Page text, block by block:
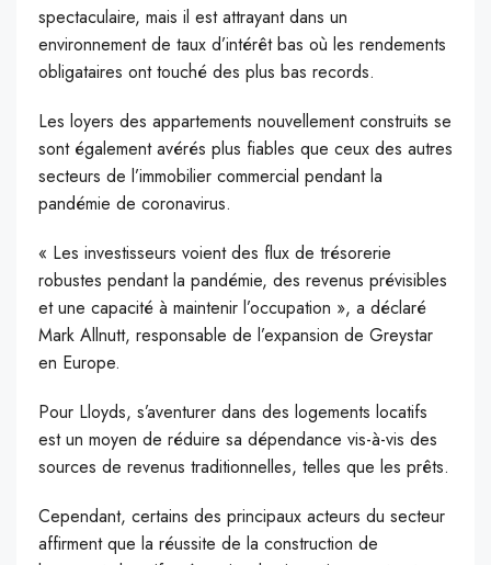
spectaculaire, mais il est attrayant dans un
environnement de taux d’intérêt bas où les rendements
obligataires ont touché des plus bas records.
Les loyers des appartements nouvellement construits se
sont également avérés plus fiables que ceux des autres
secteurs de l’immobilier commercial pendant la
pandémie de coronavirus.
« Les investisseurs voient des flux de trésorerie
robustes pendant la pandémie, des revenus prévisibles
et une capacité à maintenir l’occupation », a déclaré
Mark Allnutt, responsable de l’expansion de Greystar
en Europe.
Pour Lloyds, s’aventurer dans des logements locatifs
est un moyen de réduire sa dépendance vis-à-vis des
sources de revenus traditionnelles, telles que les prêts.
Cependant, certains des principaux acteurs du secteur
affirment que la réussite de la construction de